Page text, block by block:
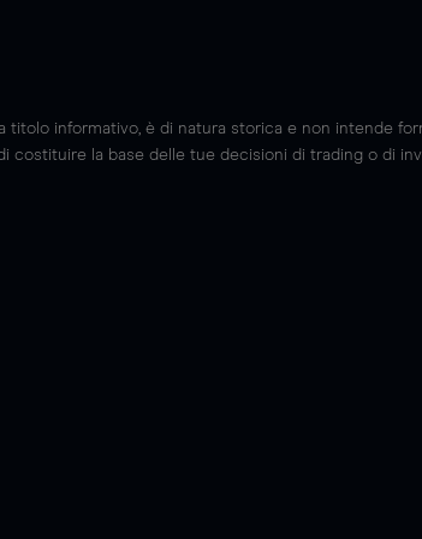
informativo, è di natura storica e non intende
costituire la base delle tue decisioni di trading o di